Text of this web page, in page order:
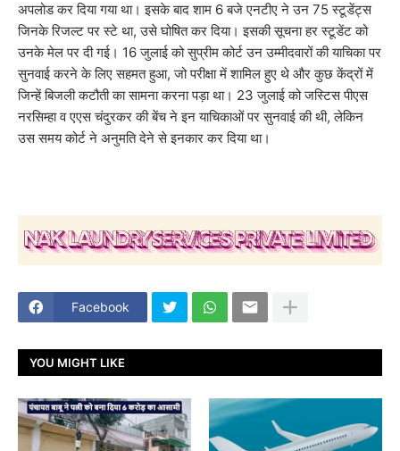
अपलोड कर दिया गया था। इसके बाद शाम 6 बजे एनटीए ने उन 75 स्टूडेंट्स
जिनके रिजल्ट पर स्टे था, उसे घोषित कर दिया। इसकी सूचना हर स्टूडेंट को
उनके मेल पर दी गई। 16 जुलाई को सुप्रीम कोर्ट उन उम्मीदवारों की याचिका पर
सुनवाई करने के लिए सहमत हुआ, जो परीक्षा में शामिल हुए थे और कुछ केंद्रों में
जिन्हें बिजली कटौती का सामना करना पड़ा था। 23 जुलाई को जस्टिस पीएस
नरसिम्हा व एएस चंदुरकर की बेंच ने इन याचिकाओं पर सुनवाई की थी, लेकिन
उस समय कोर्ट ने अनुमति देने से इनकार कर दिया था।
Facebook
YOU MIGHT LIKE